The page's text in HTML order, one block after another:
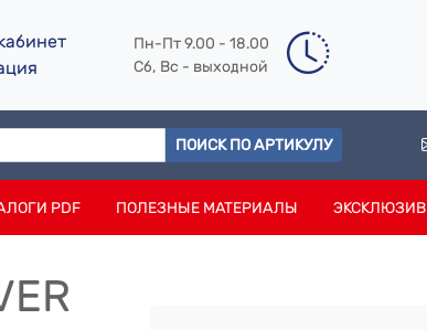
Пн-Пт 9.00 - 18.00
Сб, Вс - выходной
ПОИСК ПО АРТИКУЛУ
PDF ПОЛЕЗНЫЕ МАТЕРИАЛЫ ЭКСКЛЮЗИВ